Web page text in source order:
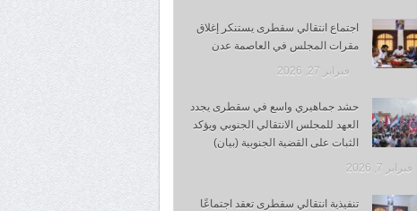
اجتماع انتقالي سقطرى يستنكر إغلاق
مقرات المجلس في العاصمة عدن
فبراير 27, 2026
حشد جماهيري واسع في سقطرى يجدد
العهد للمجلس الانتقالي الجنوبي ويؤكد
الثبات على القضية الجنوبية (بيان)
فبراير 7, 2026
تنفيذية انتقالي سقطرى تعقد اجتماعًا